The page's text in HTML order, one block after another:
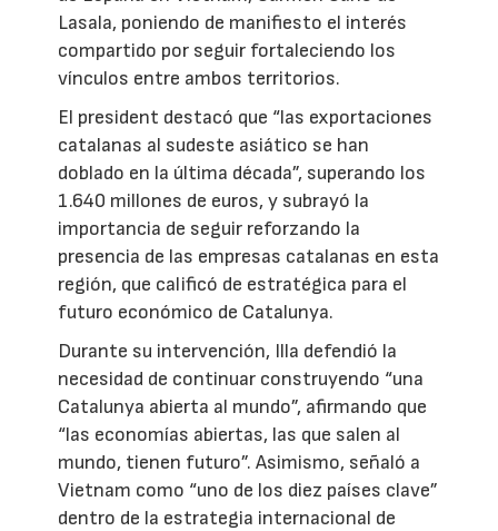
Lasala, poniendo de manifiesto el interés
compartido por seguir fortaleciendo los
vínculos entre ambos territorios.
El president destacó que “las exportaciones
catalanas al sudeste asiático se han
doblado en la última década”, superando los
1.640 millones de euros, y subrayó la
importancia de seguir reforzando la
presencia de las empresas catalanas en esta
región, que calificó de estratégica para el
futuro económico de Catalunya.
Durante su intervención, Illa defendió la
necesidad de continuar construyendo “una
Catalunya abierta al mundo”, afirmando que
“las economías abiertas, las que salen al
mundo, tienen futuro”. Asimismo, señaló a
Vietnam como “uno de los diez países clave”
dentro de la estrategia internacional de